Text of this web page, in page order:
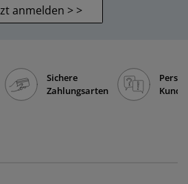
anmelden > >
Sichere
Zahlungsarten